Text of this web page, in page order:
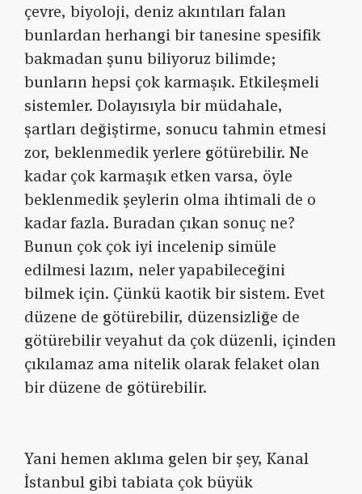
çevre, biyoloji, deniz akıntıları falan
bunlardan herhangi bir tanesine spesifik
bakmadan şunu biliyoruz bilimde;
bunların hepsi çok karmaşık. Etkileşmeli
sistemler. Dolayısıyla bir müdahale,
şartları değiştirme, sonucu tahmin etmesi
zor, beklenmedik yerlere götürebilir. Ne
kadar çok karmaşık etken varsa, öyle
beklenmedik şeylerin olma ihtimali de o
kadar fazla. Buradan çıkan sonuç ne?
Bunun çok çok iyi incelenip simüle
edilmesi lazım, neler yapabileceğini
bilmek için. Çünkü kaotik bir sistem. Evet
düzene de götürebilir, düzensizliğe de
götürebilir veyahut da çok düzenli, içinden
çıkılamaz ama nitelik olarak felaket olan
bir düzene de götürebilir.
Yani hemen aklıma gelen bir şey, Kanal
İstanbul gibi tabiata çok büyük